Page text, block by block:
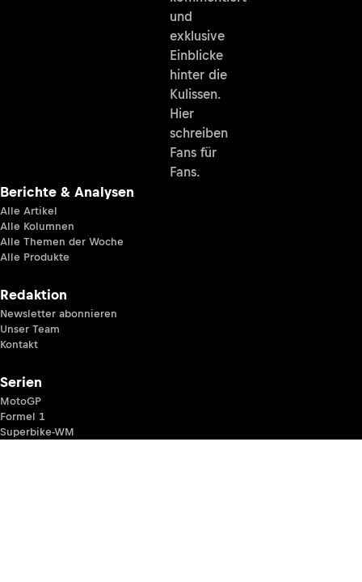
und
exklusive
Einblicke
hinter die
Kulissen.
Hier
schreiben
Fans für
Fans.
Berichte & Analysen
Alle Artikel
Alle Kolumnen
Alle Themen der Woche
Alle Produkte
Redaktion
Newsletter abonnieren
Unser Team
Kontakt
Serien
MotoGP
Formel 1
Superbike-WM